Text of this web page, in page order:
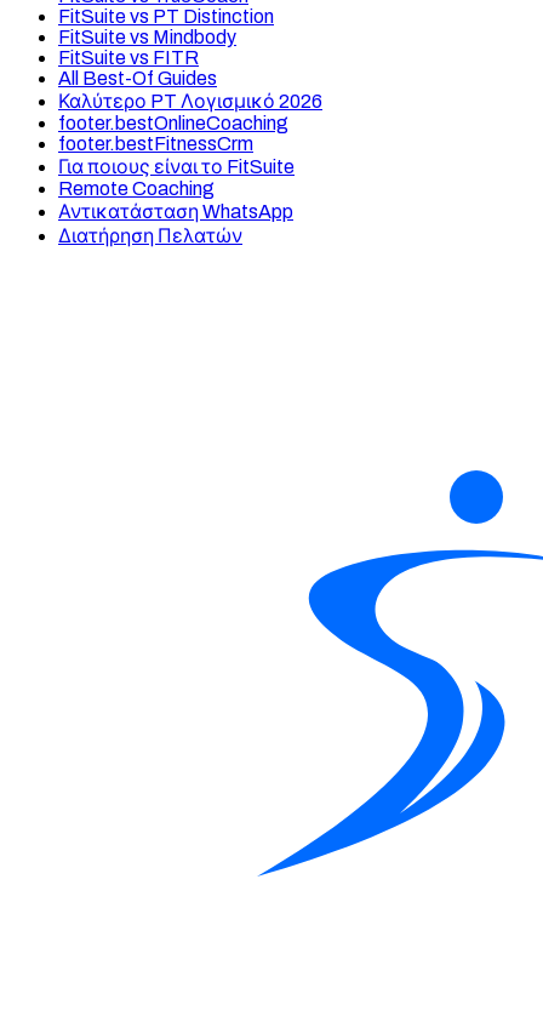
FitSuite vs PT Distinction
FitSuite vs Mindbody
FitSuite vs FITR
All Best-Of Guides
Καλύτερο PT Λογισμικό 2026
footer.bestOnlineCoaching
footer.bestFitnessCrm
Για ποιους είναι το FitSuite
Remote Coaching
Αντικατάσταση WhatsApp
Διατήρηση Πελατών